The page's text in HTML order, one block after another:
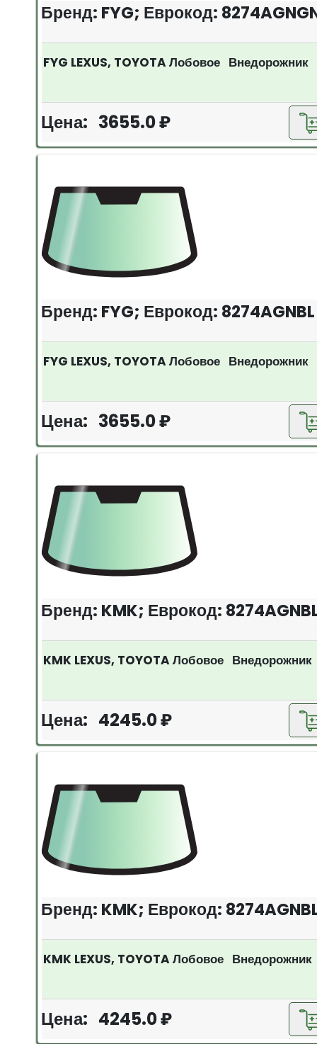
Бренд: FYG; Еврокод:
FYG LEXUS, TOYOTA Лобовое Внедорожник
Цена: 3655.0 ₽
Бренд: FYG; Еврокод: 8274AGNBL
FYG LEXUS, TOYOTA Лобовое Внедорожник
Цена: 3655.0 ₽
Бренд: KMK; Еврокод:
KMK LEXUS, TOYOTA Лобовое Внедорожник
Цена: 4245.0 ₽
Бренд: KMK; Еврокод:
KMK LEXUS, TOYOTA Лобовое Внедорожник
Цена: 4245.0 ₽